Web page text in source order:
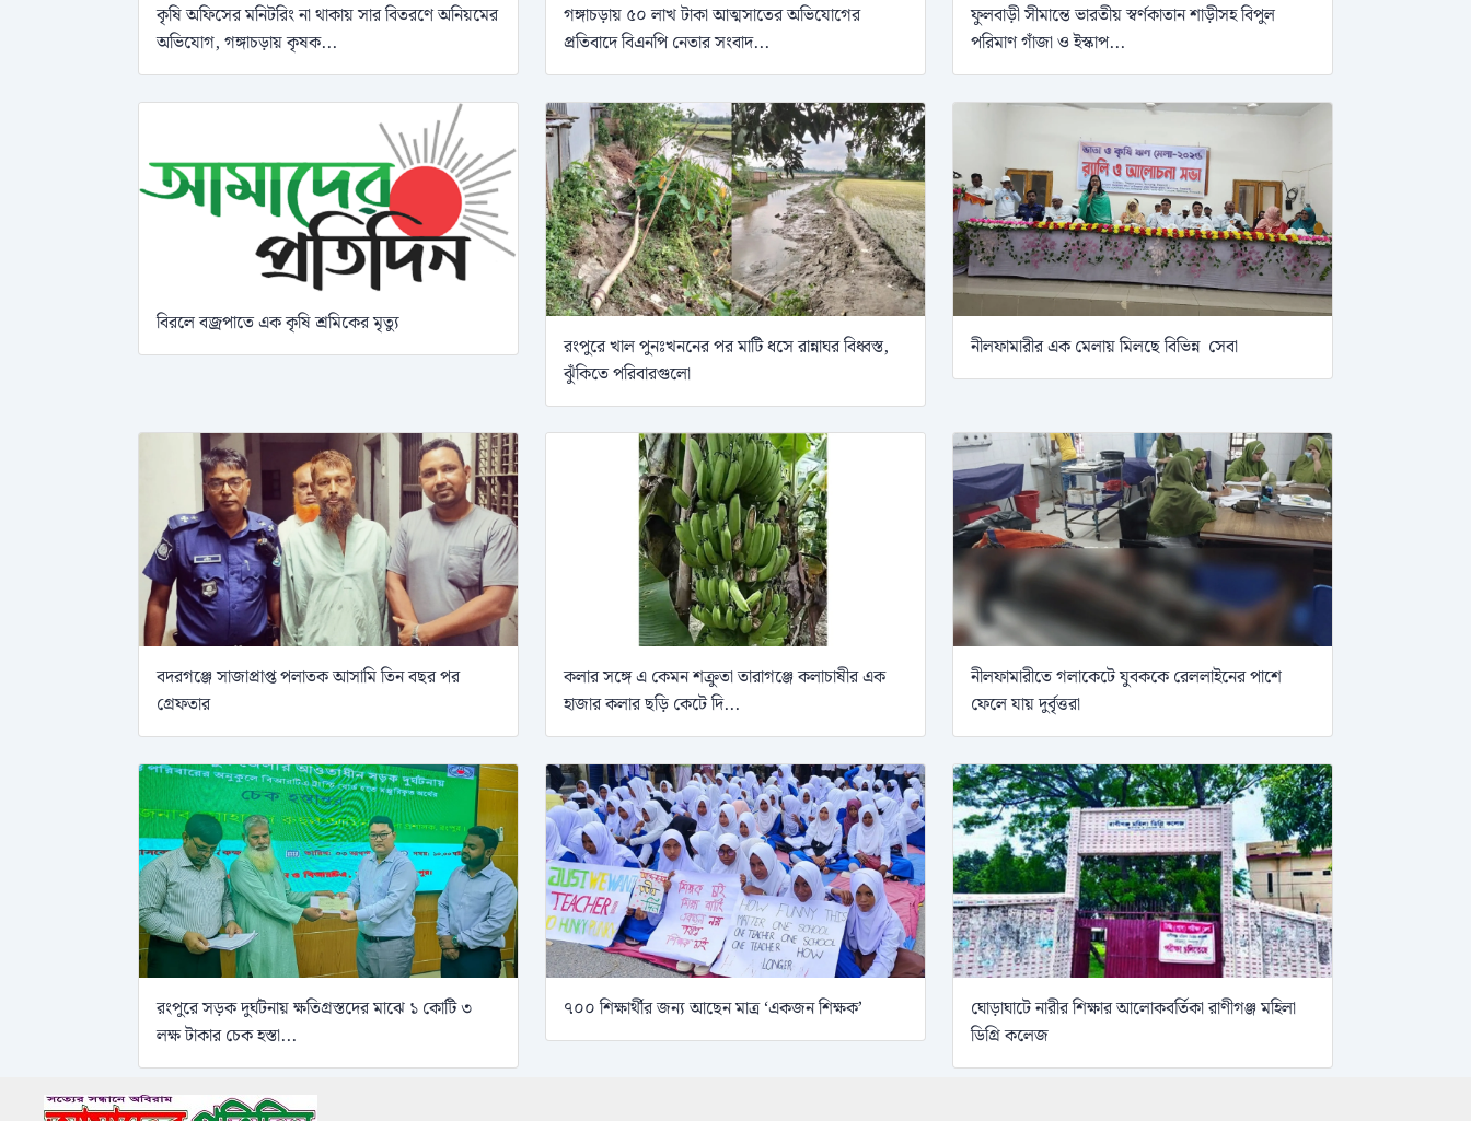
কৃষি অফিসের মনিটরিং না থাকায় সার বিতরণে অনিয়মের
অভিযোগ, গঙ্গাচড়ায় কৃষক...
গঙ্গাচড়ায় ৫০ লাখ টাকা আত্মসাতের অভিযোগের
প্রতিবাদে বিএনপি নেতার সংবাদ...
ফুলবাড়ী সীমান্তে ভারতীয় স্বর্ণকাতান শাড়ীসহ বিপুল
পরিমাণ গাঁজা ও ইস্কাপ...
বিরলে বজ্রপাতে এক কৃষি শ্রমিকের মৃত্যু
রংপুরে খাল পুনঃখননের পর মাটি ধসে রান্নাঘর বিধ্বস্ত,
ঝুঁকিতে পরিবারগুলো
নীলফামারীর এক মেলায় মিলছে বিভিন্ন সেবা
বদরগঞ্জে সাজাপ্রাপ্ত পলাতক আসামি তিন বছর পর
গ্রেফতার
কলার সঙ্গে এ কেমন শক্রুতা তারাগঞ্জে কলাচাষীর এক
হাজার কলার ছড়ি কেটে দি...
নীলফামারীতে গলাকেটে যুবককে রেললাইনের পাশে
ফেলে যায় দুর্বৃত্তরা
রংপুরে সড়ক দুর্ঘটনায় ক্ষতিগ্রস্তদের মাঝে ১ কোটি ৩
লক্ষ টাকার চেক হস্তা...
৭০০ শিক্ষার্থীর জন্য আছেন মাত্র ‘একজন শিক্ষক’
ঘোড়াঘাটে নারীর শিক্ষার আলোকবর্তিকা রাণীগঞ্জ মহিলা
ডিগ্রি কলেজ